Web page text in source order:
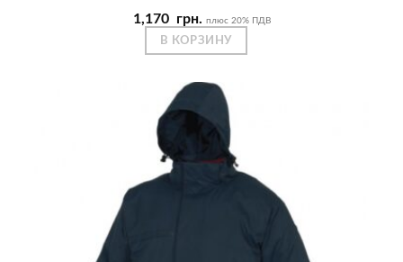
1,170 грн. плюс 20% ПДВ
В КОРЗИНУ